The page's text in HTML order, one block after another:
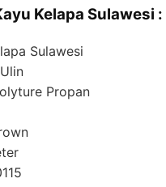
Kelapa Sulawesi :
Sulawesi
Propan